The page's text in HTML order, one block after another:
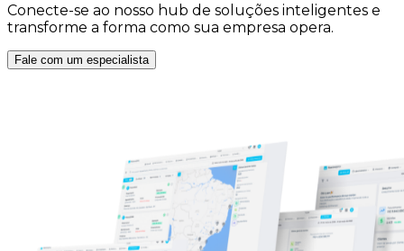
Conecte-se ao nosso hub de soluções inteligentes e
transforme a forma como sua empresa opera.
Fale com um especialista